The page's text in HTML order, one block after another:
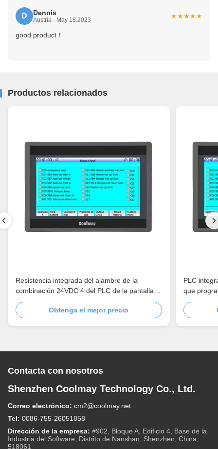
D Dennis
Austria - May 18.2023 ★★★★★
★★★★★
good product！
Productos relacionados
Resistencia integrada del alambre de la
combinación 24VDC 4 del PLC de la pantalla
táctil de TK6100FH HMI
Obtenga el mejor precio
PLC
que
Contacta con nosotros
Shenzhen Coolmay Technology Co., Ltd.
Correo electrónico: cm2@coolmay.net
Tel: 0086-755-26051858
Dirección de la empresa: #902, Bloque A, Edificio 4, Base de la
Industria del Software, Distrito de Nanshan, Shenzhen, China,
518061